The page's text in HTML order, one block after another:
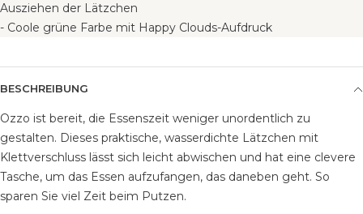
Ausziehen der Lätzchen
- Coole grüne Farbe mit Happy Clouds-Aufdruck
BESCHREIBUNG
Ozzo ist bereit, die Essenszeit weniger unordentlich zu
gestalten. Dieses praktische, wasserdichte Lätzchen mit
Klettverschluss lässt sich leicht abwischen und hat eine clevere
Tasche, um das Essen aufzufangen, das daneben geht. So
sparen Sie viel Zeit beim Putzen.